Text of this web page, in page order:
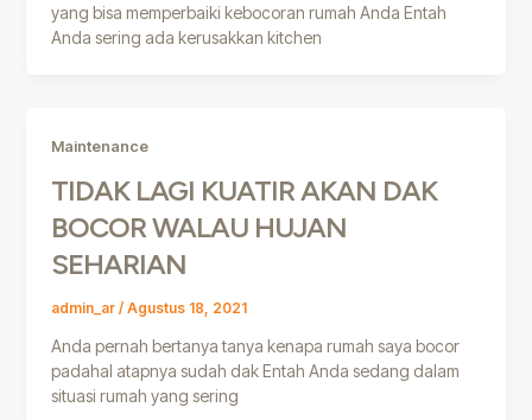
yang bisa memperbaiki kebocoran rumah Anda Entah
Anda sering ada kerusakkan kitchen
Maintenance
TIDAK LAGI KUATIR AKAN DAK
BOCOR WALAU HUJAN
SEHARIAN
admin_ar / Agustus 18, 2021
Anda pernah bertanya tanya kenapa rumah saya bocor
padahal atapnya sudah dak Entah Anda sedang dalam
situasi rumah yang sering